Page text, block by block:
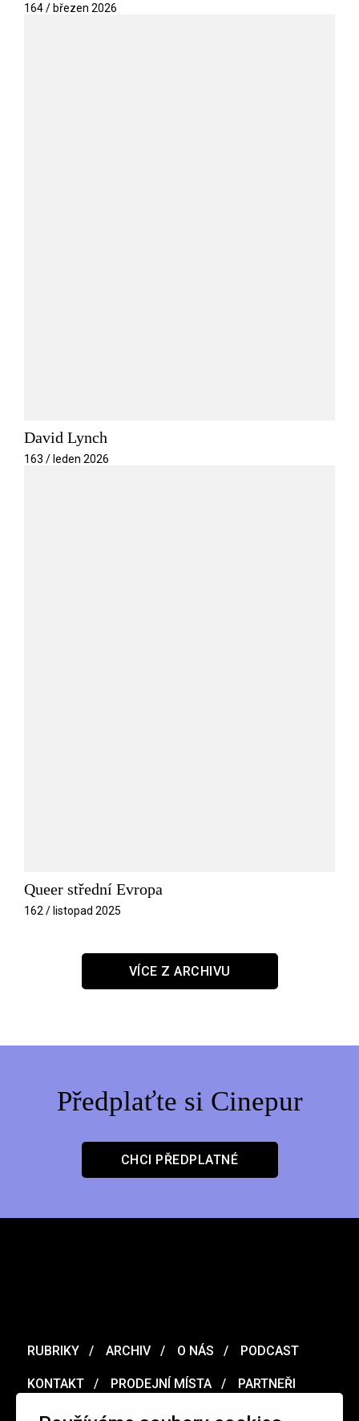
164 / březen 2026
David Lynch
163 / leden 2026
Queer střední Evropa
162 / listopad 2025
VÍCE Z ARCHIVU
Předplaťte si Cinepur
CHCI PŘEDPLATNÉ
RUBRIKY ARCHIV O NÁS PODCAST
KONTAKT PRODEJNÍ MÍSTA PARTNEŘI
MERCH VOUCHER